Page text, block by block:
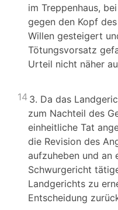
im Treppenhaus,
gegen den Kopf
Willen gesteigert
Tötungsvorsatz
Urteil nicht näher
14 3. Da das
zum Nachteil des
einheitliche Tat
die Revision des
aufzuheben und an
Schwurgericht
Landgerichts zu
Entscheidung